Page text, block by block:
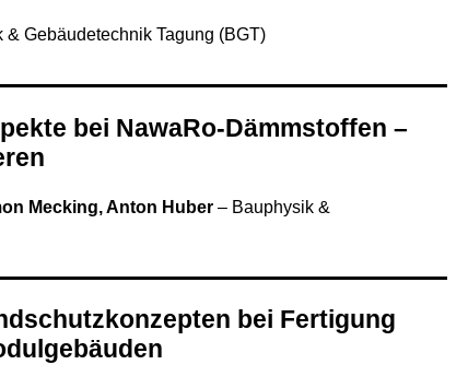
& Gebäudetechnik Tagung (BGT)
bei NawaRo-Dämmstoffen –
Mecking, Anton Huber – Bauphysik &
bei Fertigung